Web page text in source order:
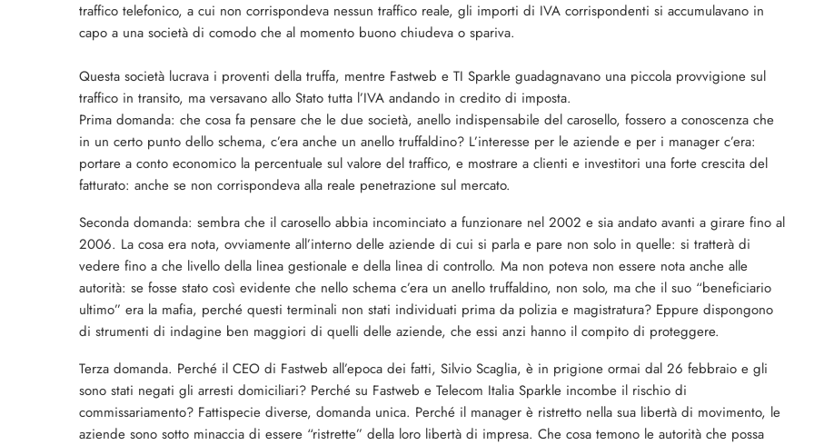
traffico telefonico, a cui non corrispondeva nessun traffico reale, gli importi di IVA corrispondenti si accumulavano in
capo a una società di comodo che al momento buono chiudeva o spariva.
Questa società lucrava i proventi della truffa, mentre Fastweb e TI Sparkle guadagnavano una piccola provvigione sul
traffico in transito, ma versavano allo Stato tutta l’IVA andando in credito di imposta.
Prima domanda: che cosa fa pensare che le due società, anello indispensabile del carosello, fossero a conoscenza che
in un certo punto dello schema, c’era anche un anello truffaldino? L’interesse per le aziende e per i manager c’era:
portare a conto economico la percentuale sul valore del traffico, e mostrare a clienti e investitori una forte crescita del
fatturato: anche se non corrispondeva alla reale penetrazione sul mercato.
Seconda domanda: sembra che il carosello abbia incominciato a funzionare nel 2002 e sia andato avanti a girare fino al
2006. La cosa era nota, ovviamente all’interno delle aziende di cui si parla e pare non solo in quelle: si tratterà di
vedere fino a che livello della linea gestionale e della linea di controllo. Ma non poteva non essere nota anche alle
autorità: se fosse stato così evidente che nello schema c’era un anello truffaldino, non solo, ma che il suo “beneficiario
ultimo” era la mafia, perché questi terminali non stati individuati prima da polizia e magistratura? Eppure dispongono
di strumenti di indagine ben maggiori di quelli delle aziende, che essi anzi hanno il compito di proteggere.
Terza domanda. Perché il CEO di Fastweb all’epoca dei fatti, Silvio Scaglia, è in prigione ormai dal 26 febbraio e gli
sono stati negati gli arresti domiciliari? Perché su Fastweb e Telecom Italia Sparkle incombe il rischio di
commissariamento? Fattispecie diverse, domanda unica. Perché il manager è ristretto nella sua libertà di movimento, le
aziende sono sotto minaccia di essere “ristrette” della loro libertà di impresa. Che cosa temono le autorità che possa